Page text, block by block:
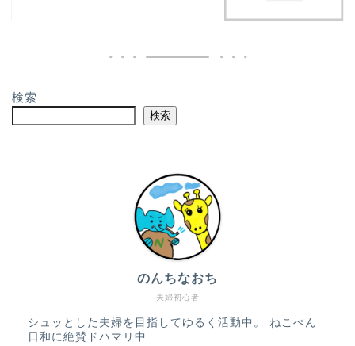
検索
検索
夫婦初心者
のんちなおち
シュッとした夫婦を目指してゆるく活動中。 ねこぺん
日和に絶賛ドハマリ中